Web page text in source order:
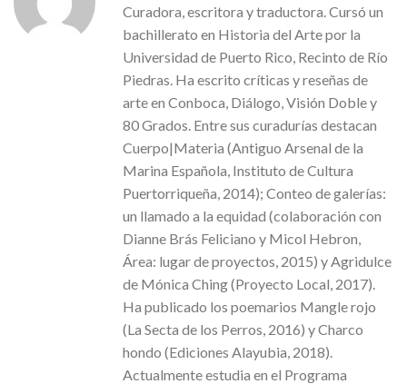
Curadora, escritora y traductora. Cursó un
bachillerato en Historia del Arte por la
Universidad de Puerto Rico, Recinto de Río
Piedras. Ha escrito críticas y reseñas de
arte en Conboca, Diálogo, Visión Doble y
80 Grados. Entre sus curadurías destacan
Cuerpo|Materia (Antiguo Arsenal de la
Marina Española, Instituto de Cultura
Puertorriqueña, 2014); Conteo de galerías:
un llamado a la equidad (colaboración con
Dianne Brás Feliciano y Micol Hebron,
Área: lugar de proyectos, 2015) y Agridulce
de Mónica Ching (Proyecto Local, 2017).
Ha publicado los poemarios Mangle rojo
(La Secta de los Perros, 2016) y Charco
hondo (Ediciones Alayubia, 2018).
Actualmente estudia en el Programa